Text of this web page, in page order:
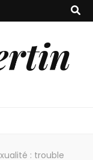
: trouble